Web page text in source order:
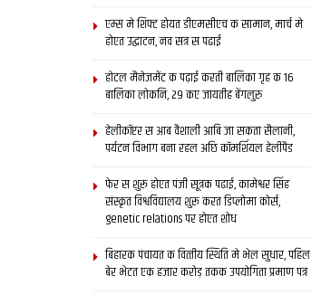
एम्स मे शिफ्ट होयत डीएमसीएच क सामान, मार्च मे
होएत उद्घाटन, नव सत्र स पढाई
होटल मैनेजमेंट क पढ़ाई करती बालिका गृह क 16
बालिका लोकनि, 29 कए जायतीह बेंगलुरु
हेलीकॉप्टर स आब वैशाली आबि जा सकता सैलानी,
पर्यटन विभाग बना रहल अछि कॉमर्शियल हेलीपैड
फेर स शुरू होएत पंजी सूत्रक पढाई, कामेश्वर सिंह
संस्कृत विश्वविद्यालय शुरू करत डिप्लोमा कोर्स,
genetic relations पर होएत शोध
बिहारक पंचायत क वित्‍तीय स्थिति मे भेल सुधार, पहिल
बेर भेटत एक हजार करोड़ तकक उपयोगिता प्रमाण पत्र